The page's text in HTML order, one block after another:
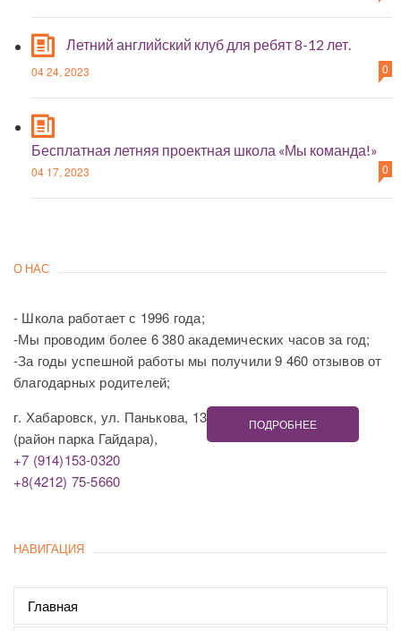
Летний английский клуб для ребят 8-12 лет.
04 24, 2023 0
Бесплатная летняя проектная школа «Мы команда!»
04 17, 2023 0
О НАС
- Школа работает с 1996 года;
-Мы проводим более 6 380 академических часов за год;
-За годы успешной работы мы получили 9 460 отзывов от
благодарных родителей;
г. Хабаровск, ул. Панькова, 13
(район парка Гайдара),
+7 (914)153-0320
+8(4212) 75-5660
ПОДРОБНЕЕ
НАВИГАЦИЯ
Главная